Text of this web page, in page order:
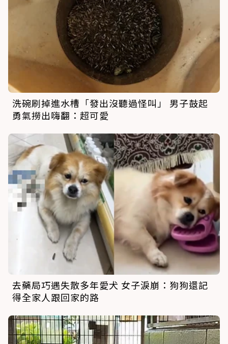
洗碗刷掉進水槽「發出沒聽過怪叫」 男子鼓起
勇氣撈出嗨翻：超可愛
去藥局巧遇失散多年愛犬 女子淚崩：狗狗還記
得全家人跟回家的路